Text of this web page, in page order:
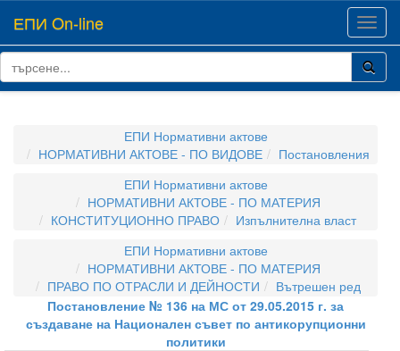
ЕПИ On-line
ЕПИ Нормативни актове
НОРМАТИВНИ АКТОВЕ - ПО ВИДОВЕ
Постановления
ЕПИ Нормативни актове
НОРМАТИВНИ АКТОВЕ - ПО МАТЕРИЯ
КОНСТИТУЦИОННО ПРАВО
Изпълнителна власт
ЕПИ Нормативни актове
НОРМАТИВНИ АКТОВЕ - ПО МАТЕРИЯ
ПРАВО ПО ОТРАСЛИ И ДЕЙНОСТИ
Вътрешен ред
Постановление № 136 на МС от 29.05.2015 г. за
създаване на Национален съвет по антикорупционни
политики